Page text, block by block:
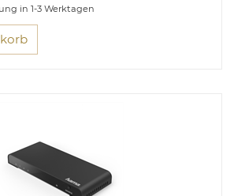
in 1-3 Werktagen